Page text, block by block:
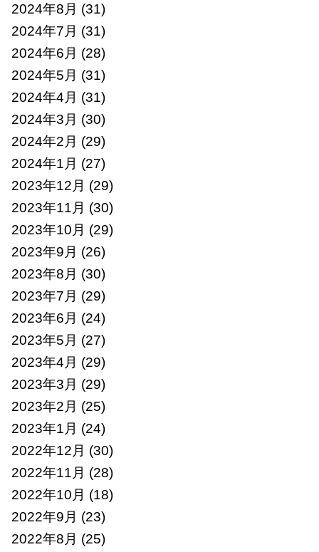
2024年8月 (31)
2024年7月 (31)
2024年6月 (28)
2024年5月 (31)
2024年4月 (31)
2024年3月 (30)
2024年2月 (29)
2024年1月 (27)
2023年12月 (29)
2023年11月 (30)
2023年10月 (29)
2023年9月 (26)
2023年8月 (30)
2023年7月 (29)
2023年6月 (24)
2023年5月 (27)
2023年4月 (29)
2023年3月 (29)
2023年2月 (25)
2023年1月 (24)
2022年12月 (30)
2022年11月 (28)
2022年10月 (18)
2022年9月 (23)
2022年8月 (25)